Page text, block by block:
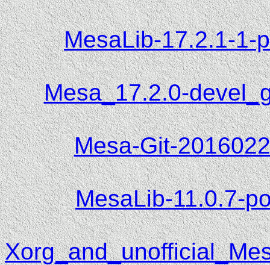
MesaLib-17.2.1-1-
Mesa_17.2.0-
Mesa-Git-
MesaLib-11.0.7-